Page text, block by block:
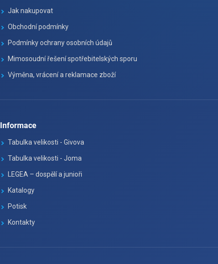
Jak nakupovat
Obchodní podmínky
Podmínky ochrany osobních údajů
Mimosoudní řešení spotřebitelských sporu
Výměna, vrácení a reklamace zboží
Informace
Tabulka velikosti - Givova
Tabulka velikosti - Joma
LEGEA – dospělí a junioři
Katalogy
Potisk
Kontakty